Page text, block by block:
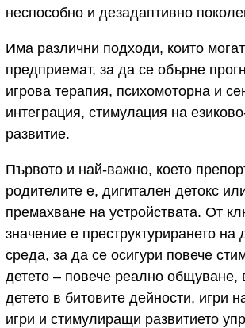
неспособно и дезадаптивно
Има различни подходи, които
предприемат, за да се обърне
игрова терапия, психомоторна и
интеграция, стимулация на
развитие.
Първото и най-важно, което
родителите е, дигитален детокс
премахване на устройствата. От
значение е преструктурирането
среда, за да се осигури повече
детето – повече реално общуване,
детето в битовите дейности, игри
игри и стимулиращи развитието